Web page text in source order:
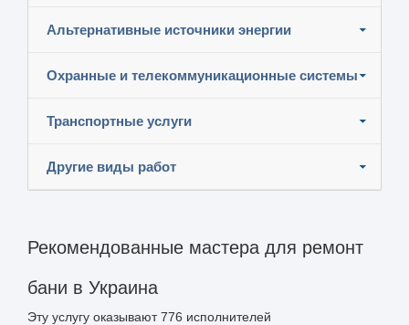
Альтернативные источники энергии
Охранные и телекоммуникационные системы
Транспортные услуги
Другие виды работ
Рекомендованные мастера для ремонт
бани в Украина
Эту услугу оказывают776 исполнителей